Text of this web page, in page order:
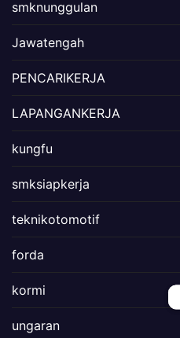
smknunggulan
Jawatengah
PENCARIKERJA
LAPANGANKERJA
kungfu
smksiapkerja
teknikotomotif
forda
kormi
ungaran